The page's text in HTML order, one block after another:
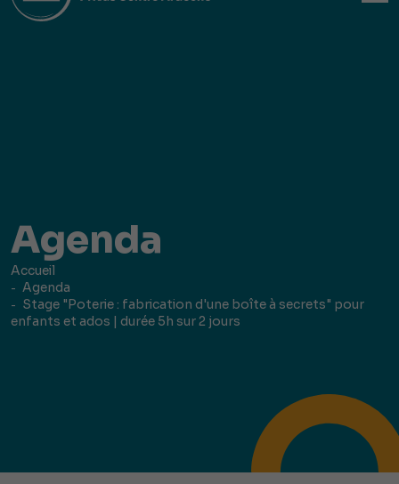
Agenda
Accueil
Agenda
Stage "Poterie : fabrication d'une boîte à secrets" pour
enfants et ados | durée 5h sur 2 jours